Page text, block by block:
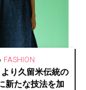
FASHION
より久留米伝統の
新たな技法を加